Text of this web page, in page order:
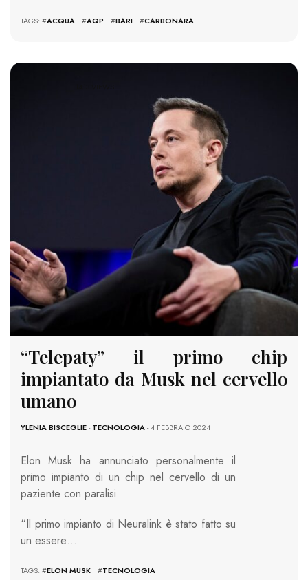
TAGS: #ACQUA #AQP #BARI #CARBONARA
“Telepaty” il primo chip
impiantato da Musk nel cervello
umano
YLENIA BISCEGLIE-TECNOLOGIA- 4 FEBBRAIO 2024
Elon Musk ha annunciato personalmente il
primo impianto di un chip nel cervello di un
paziente con paralisi.
“Il primo impianto di Neuralink è stato fatto su
un essere…
TAGS: #ELON MUSK #TECNOLOGIA